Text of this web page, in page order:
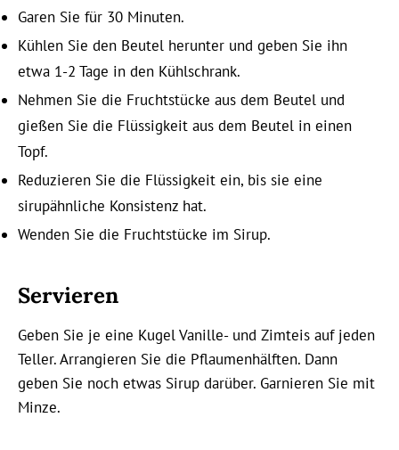
Garen Sie für 30 Minuten.
Kühlen Sie den Beutel herunter und geben Sie ihn
etwa 1-2 Tage in den Kühlschrank.
Nehmen Sie die Fruchtstücke aus dem Beutel und
gießen Sie die Flüssigkeit aus dem Beutel in einen
Topf.
Reduzieren Sie die Flüssigkeit ein, bis sie eine
sirupähnliche Konsistenz hat.
Wenden Sie die Fruchtstücke im Sirup.
Servieren
Geben Sie je eine Kugel Vanille- und Zimteis auf jeden
Teller. Arrangieren Sie die Pflaumenhälften. Dann
geben Sie noch etwas Sirup darüber. Garnieren Sie mit
Minze.